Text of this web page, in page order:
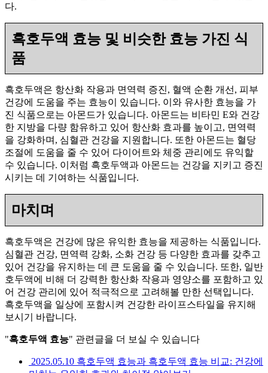
다.
흑호두액 효능 및 비슷한 효능 가진 식
품
흑호두액은 항산화 작용과 면역력 증진, 혈액 순환 개선, 피부
건강에 도움을 주는 효능이 있습니다. 이와 유사한 효능을 가
진 식품으로는 아몬드가 있습니다. 아몬드는 비타민 E와 건강
한 지방을 다량 함유하고 있어 항산화 효과를 높이고, 면역력
을 강화하며, 심혈관 건강을 지원합니다. 또한 아몬드는 혈당
조절에 도움을 줄 수 있어 다이어트와 체중 관리에도 유익할
수 있습니다. 이처럼 흑호두액과 아몬드는 건강을 지키고 증진
시키는 데 기여하는 식품입니다.
마치며
흑호두액은 건강에 많은 유익한 효능을 제공하는 식품입니다.
심혈관 건강, 면역력 강화, 소화 건강 등 다양한 효과를 갖추고
있어 건강을 유지하는 데 큰 도움을 줄 수 있습니다. 또한, 일반
호두액에 비해 더 강력한 항산화 작용과 영양소를 포함하고 있
어 건강 관리에 있어 적극적으로 고려해볼 만한 선택입니다.
흑호두액을 일상에 포함시켜 건강한 라이프스타일을 유지해
보시기 바랍니다.
"흑호두액 효능" 관련글을 더 보실 수 있습니다
2025.05.10 흑호두액 효능과 흑호두액 효능 비교: 건강에